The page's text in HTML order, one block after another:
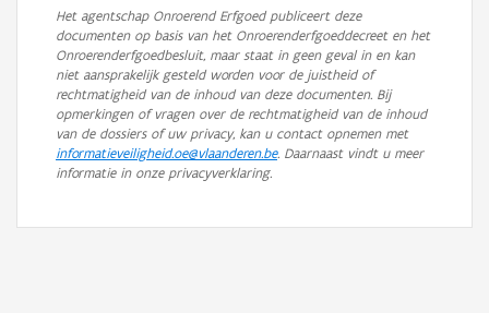
Het agentschap Onroerend Erfgoed publiceert deze
documenten op basis van het Onroerenderfgoeddecreet en het
Onroerenderfgoedbesluit, maar staat in geen geval in en kan
niet aansprakelijk gesteld worden voor de juistheid of
rechtmatigheid van de inhoud van deze documenten. Bij
opmerkingen of vragen over de rechtmatigheid van de inhoud
van de dossiers of uw privacy, kan u contact opnemen met
informatieveiligheid.oe@vlaanderen.be. Daarnaast vindt u meer
informatie in onze privacyverklaring.